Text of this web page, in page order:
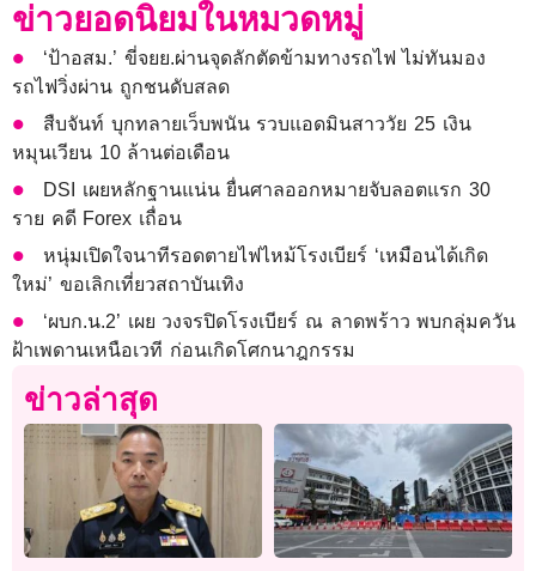
ข่าวยอดนิยมในหมวดหมู่
‘ป้าอสม.’ ขี่จยย.ผ่านจุดลักตัดข้ามทางรถไฟ ไม่ทันมอง
รถไฟวิ่งผ่าน ถูกชนดับสลด
สืบจันท์ บุกทลายเว็บพนัน รวบแอดมินสาววัย 25 เงิน
หมุนเวียน 10 ล้านต่อเดือน
DSI เผยหลักฐานแน่น ยื่นศาลออกหมายจับลอตแรก 30
ราย คดี Forex เถื่อน
หนุ่มเปิดใจนาทีรอดตายไฟไหม้โรงเบียร์ ‘เหมือนได้เกิด
ใหม่’ ขอเลิกเที่ยวสถาบันเทิง
‘ผบก.น.2’ เผย วงจรปิดโรงเบียร์ ณ ลาดพร้าว พบกลุ่มควัน
ฝ้าเพดานเหนือเวที ก่อนเกิดโศกนาฎกรรม
ข่าวล่าสุด